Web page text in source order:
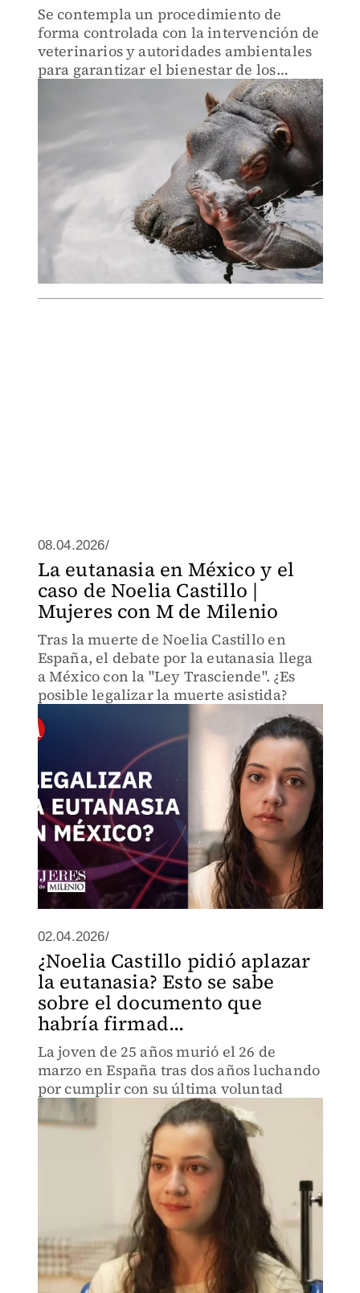
Se contempla un procedimiento de
forma controlada con la intervención de
veterinarios y autoridades ambientales
para garantizar el bienestar de los
08.04.2026/
La eutanasia en México y el
caso de Noelia Castillo |
Mujeres con M de Milenio
Tras la muerte de Noelia Castillo en
España, el debate por la eutanasia llega
a México con la "Ley Trasciende". ¿Es
posible legalizar la muerte asistida?
02.04.2026/
¿Noelia Castillo pidió aplazar
la eutanasia? Esto se sabe
sobre el documento que
habría firmad...
La joven de 25 años murió el 26 de
marzo en España tras dos años luchando
por cumplir con su última voluntad